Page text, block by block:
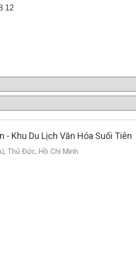
12
- Khu Du Lịch Văn Hóa Suối Tiên
Thủ Đức, Hồ Chí Minh